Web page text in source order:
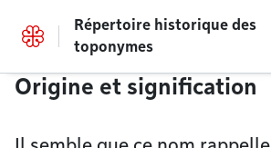
Répertoire historique des
toponymes
Origine et signification